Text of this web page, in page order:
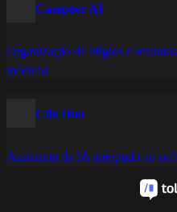
Casepeer AI
Organização de litígios e
médicos
Clio Duo
Assistente de IA integrado ao